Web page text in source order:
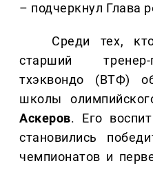
– подчеркнул Глава
Среди тех,
старший
тхэквондо (ВТФ)
школы
Аскеров. Его
становились
чемпионатов и